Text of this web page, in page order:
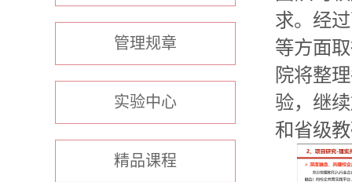
管理规章
实验中心
精品课程
求。经
等方面
院将整
验，继
和省级